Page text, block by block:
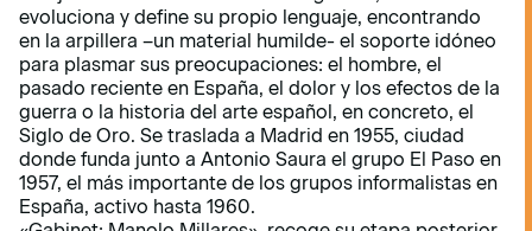
evoluciona y define su propio lenguaje, encontrando
en la arpillera –un material humilde- el soporte idóneo
para plasmar sus preocupaciones: el hombre, el
pasado reciente en España, el dolor y los efectos de la
guerra o la historia del arte español, en concreto, el
Siglo de Oro. Se traslada a Madrid en 1955, ciudad
donde funda junto a Antonio Saura el grupo El Paso en
1957, el más importante de los grupos informalistas en
España, activo hasta 1960.